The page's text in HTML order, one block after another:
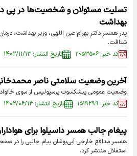
تسلیت مسئولان و شخصیت‌ها در پی
بهداشت
پدر همسر دکتر بهرام عبن اللهی، وزیر بهداشت،
شتافت.
کد خبر: ۲۰۵۳۵۰۶
تاریخ انتشار: ۱۴۰۲/۱۱/۱۳
آخرین وضعیت سلامتی ناصر
وضعیت عمومی پیشکسوت پرسپولیس از سوی
کد خبر: ۱۵۱۹۲۹۹
تاریخ انتشار: ۱۴۰۲/۰۶/۱۳
پیغام جالب همسر داسیلوا برای
همسر مدافع خارجی آبی‌پوشان پیام جالبی را در
استقلال منتشر کرد.